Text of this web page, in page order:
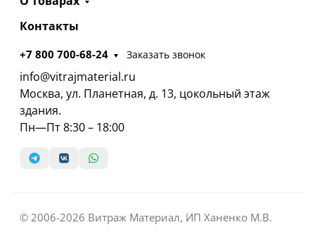
Контакты
+7 800 700-68-24 Заказать звонок
info@vitrajmaterial.ru
Москва, ул. Планетная, д. 13, цокольный этаж
здания.
Пн—Пт 8:30 – 18:00
© 2006-2026 Витраж Материал, ИП Ханенко М.В.